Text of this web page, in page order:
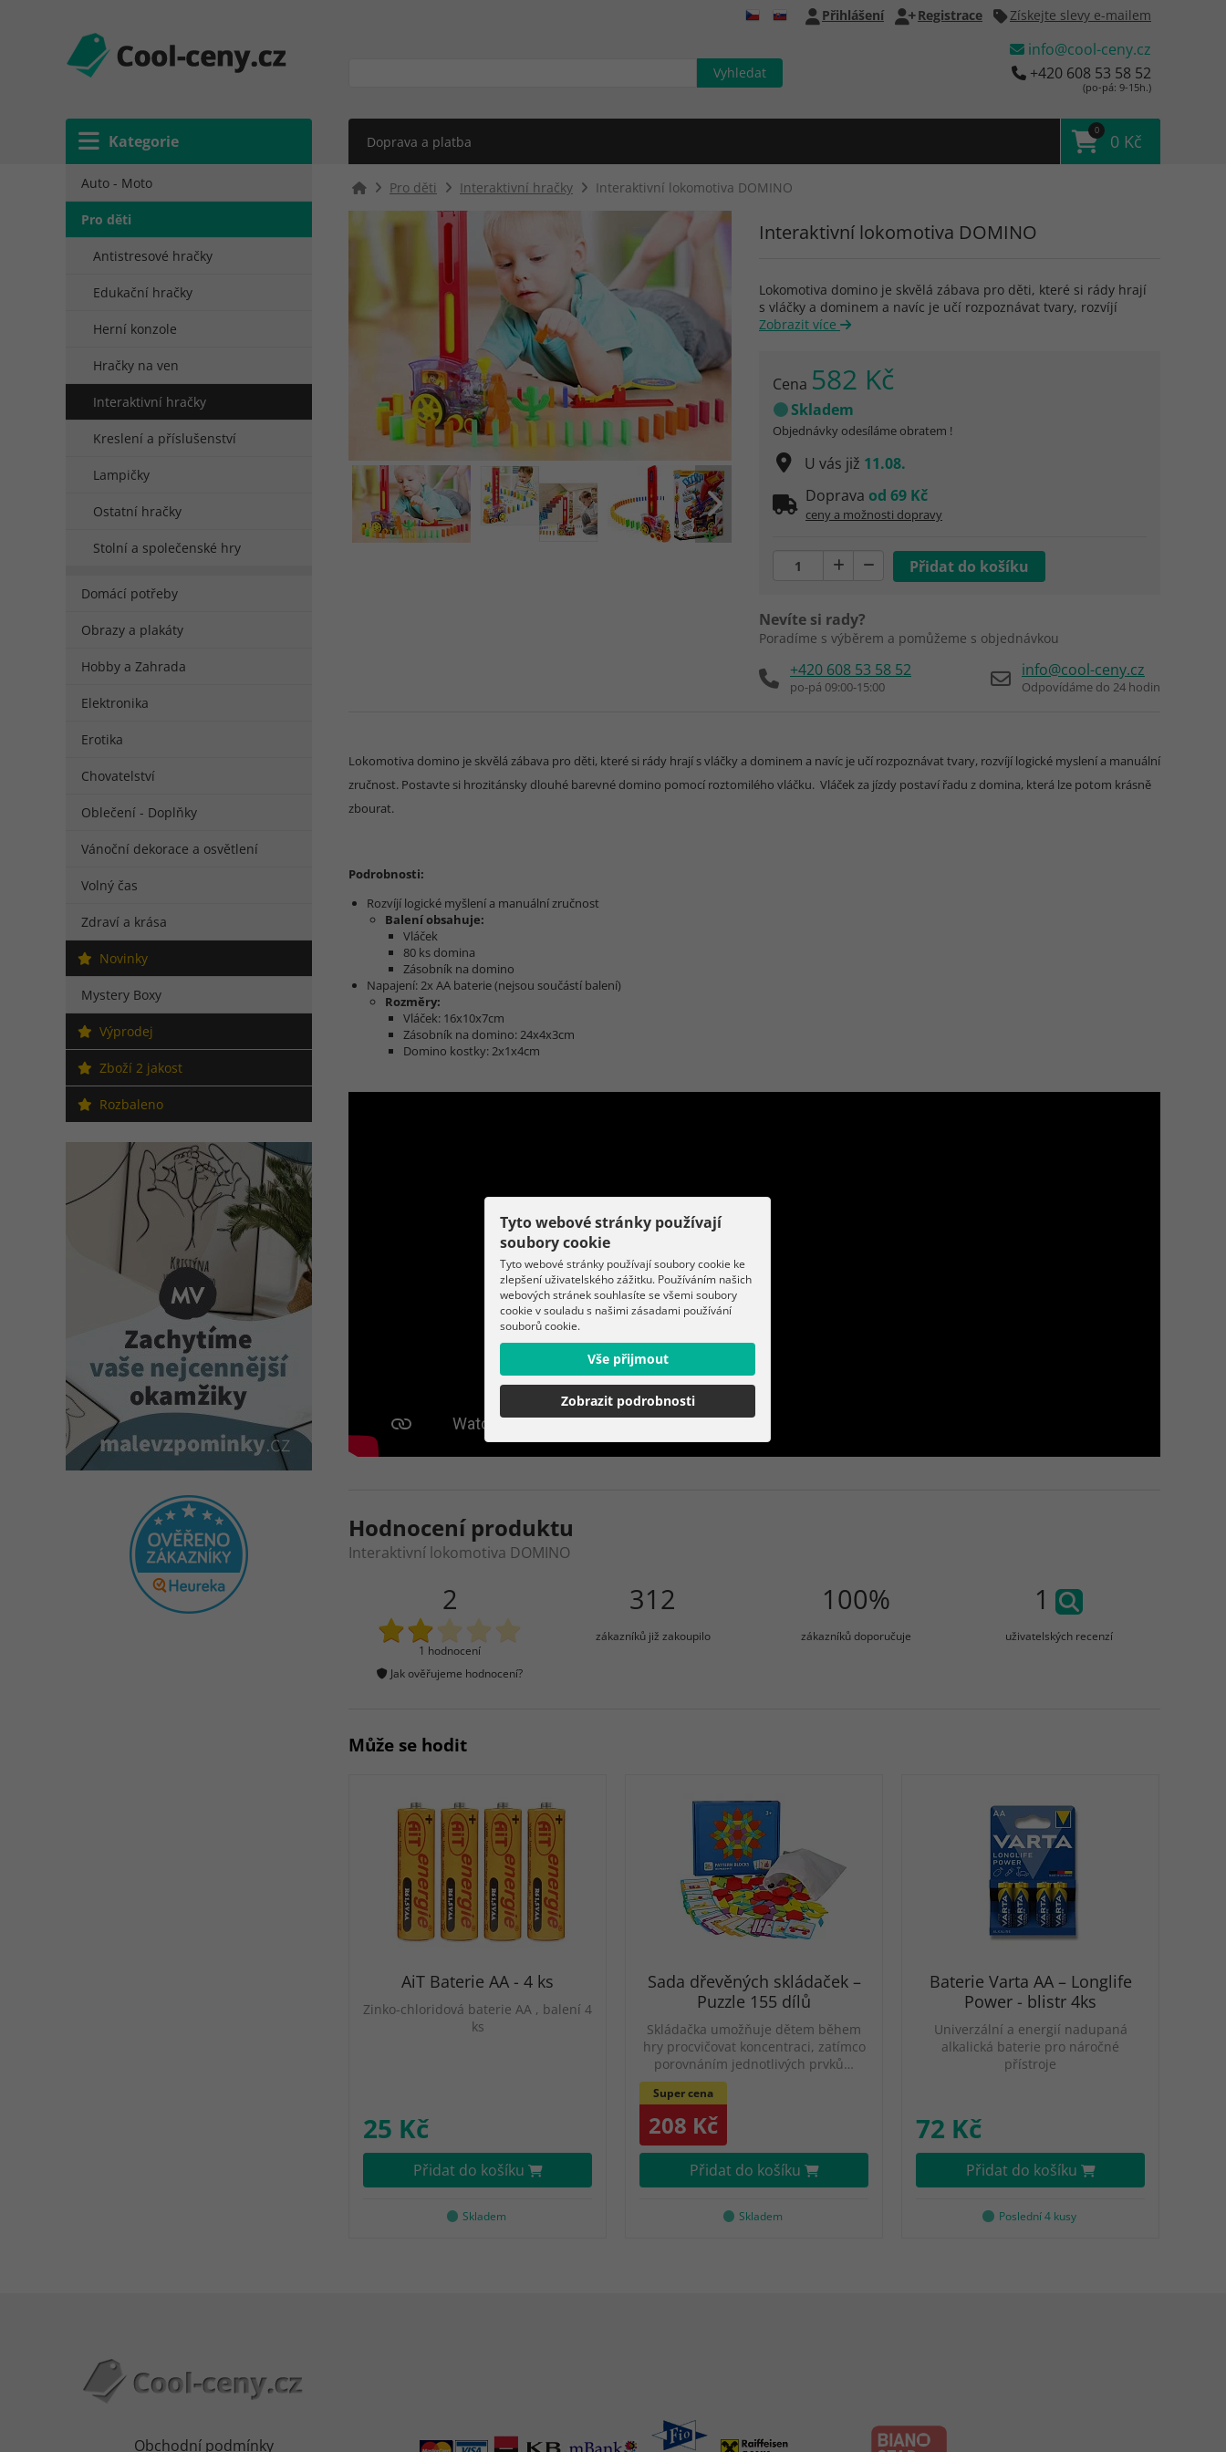
Kategorie
Přihlášení Registrace Získejte slevy e-mailem
info@cool-ceny.cz
+420 608 53 58 52
(po-pá: 9-15h.)
Doprava a platba
0
0 Kč
Auto - Moto
Pro děti
Antistresové hračky
Edukační hračky
Herní konzole
Hračky na ven
Interaktivní hračky
Kreslení a příslušenství
Lampičky
Ostatní hračky
Stolní a společenské hry
Domácí potřeby
Obrazy a plakáty
Hobby a Zahrada
Elektronika
Erotika
Chovatelství
Oblečení - Doplňky
Vánoční dekorace a osvětlení
Volný čas
Zdraví a krása
Novinky
Mystery Boxy
Výprodej
Zboží 2 jakost
Rozbaleno
Pro děti Interaktivní hračky Interaktivní lokomotiva DOMINO
Interaktivní lokomotiva DOMINO
Lokomotiva domino je skvělá zábava pro děti, které si rády hrají
s vláčky a dominem a navíc je učí rozpoznávat tvary, rozvíjí
Zobrazit více
Cena 582 Kč
Skladem
Objednávky odesíláme obratem !
U vás již 11.08.
Doprava od 69 Kč
ceny a možnosti dopravy
Nevíte si rady?
Poradíme s výběrem a pomůžeme s objednávkou
+420 608 53 58 52
po-pá 09:00-15:00
info@cool-ceny.cz
Odpovídáme do 24 hodin
Lokomotiva domino je skvělá zábava pro děti, které si rády hrají s vláčky a dominem a navíc je učí rozpoznávat tvary, rozvíjí logické myslení a manuální
zručnost. Postavte si hrozitánsky dlouhé barevné domino pomocí roztomilého vláčku. Vláček za jízdy postaví řadu z domina, která lze potom krásně
zbourat.
Podrobnosti:
Rozvíjí logické myšlení a manuální zručnost
Balení obsahuje:
Vláček
80 ks domina
Zásobník na domino
Napajení: 2x AA baterie (nejsou součástí balení)
Rozměry:
Vláček: 16x10x7cm
Zásobník na domino: 24x4x3cm
Domino kostky: 2x1x4cm
Hodnocení produktu
Interaktivní lokomotiva DOMINO
2
1 hodnocení
Jak ověřujeme hodnocení?
312
zákazníků již zakoupilo
100%
zákazníků doporučuje
1
uživatelských recenzí
Může se hodit
AiT Baterie AA - 4 ks
Zinko-chloridová baterie AA , balení 4
ks
25 Kč
Přidat do košíku
Skladem
Sada dřevěných skládaček –
Puzzle 155 dílů
Skládačka umožňuje dětem během
hry procvičovat koncentraci, zatímco
porovnáním jednotlivých prvků…
Super cena
208 Kč
Přidat do košíku
Skladem
Baterie Varta AA – Longlife
Power - blistr 4ks
Univerzální a energií nadupaná
alkalická baterie pro náročné
přístroje
72 Kč
Přidat do košíku
Poslední 4 kusy
Obchodní podmínky
Tyto webové stránky používají
soubory cookie
Tyto webové stránky používají soubory cookie ke
zlepšení uživatelského zážitku. Používáním našich
webových stránek souhlasíte se všemi soubory
cookie v souladu s našimi zásadami používání
souborů cookie.
Vše přijmout
Zobrazit podrobnosti